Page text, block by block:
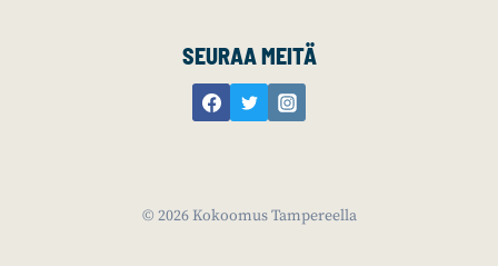
SEURAA MEITÄ
© 2026 Kokoomus Tampereella